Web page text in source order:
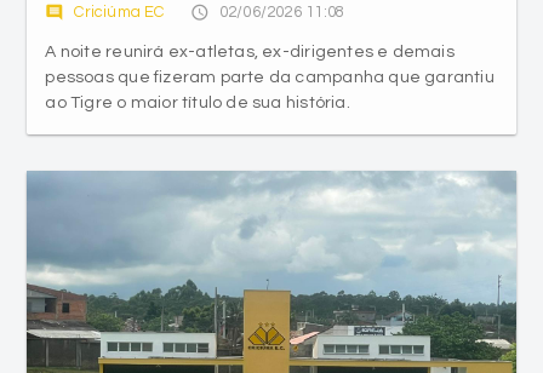
comment Criciúma EC access_time 02/06/2026 11:08
A noite reunirá ex-atletas, ex-dirigentes e demais
pessoas que fizeram parte da campanha que garantiu
ao Tigre o maior título de sua história.